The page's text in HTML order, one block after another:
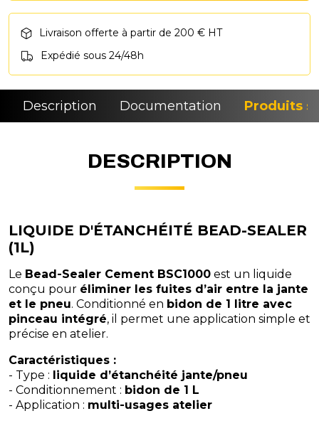
Livraison offerte à partir de 200 € HT
Expédié sous 24/48h
Description Documentation Produits
DESCRIPTION
LIQUIDE D'ÉTANCHÉITÉ BEAD-SEALER
(1L)
Le Bead-Sealer Cement BSC1000 est un liquide
conçu pour éliminer les fuites d’air entre la jante
et le pneu. Conditionné en bidon de 1 litre avec
pinceau intégré, il permet une application simple et
précise en atelier.
Caractéristiques :
- Type : liquide d’étanchéité jante/pneu
- Conditionnement : bidon de 1 L
- Application : multi-usages atelier